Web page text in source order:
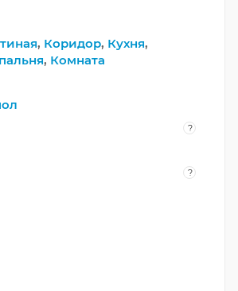
, Коридор, Кухня,
, Комната
?
?